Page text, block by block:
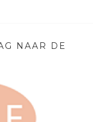
NAAR DE